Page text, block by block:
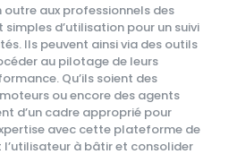
aux professionnels des
d’utilisation pour un suivi
Ils peuvent ainsi via des outils
au pilotage de leurs
Qu’ils soient des
ou encore des agents
d’un cadre approprié pour
avec cette plateforme de
l’utilisateur à bâtir et consolider